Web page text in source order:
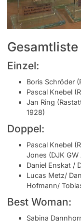
Einzel:
Boris Schröder
Pascal Knebel
Jan Ring
1928)
Doppel:
Pascal Knebel
Jones (DJK GW
Daniel Enskat /
Lucas Metz/
Hofmann/
Best Woman:
Sabina